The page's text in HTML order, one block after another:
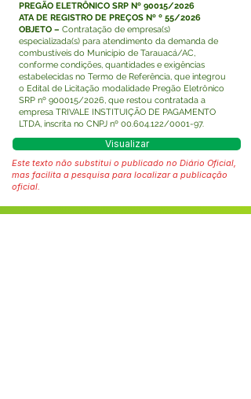
PREGÃO ELETRÔNICO SRP Nº 90015/2026
ATA DE REGISTRO DE PREÇOS Nº º 55/2026
OBJETO – Contratação de empresa(s)
especializada(s) para atendimento da demanda de
combustíveis do Município de Tarauacá/AC,
conforme condições, quantidades e exigências
estabelecidas no Termo de Referência, que integrou
o Edital de Licitação modalidade Pregão Eletrônico
SRP nº 900015/2026, que restou contratada a
empresa TRIVALE INSTITUIÇÃO DE PAGAMENTO
LTDA, inscrita no CNPJ nº 00.604.122/0001-97.
Visualizar
Este texto não substitui o publicado no Diário Oficial,
mas facilita a pesquisa para localizar a publicação
oficial.